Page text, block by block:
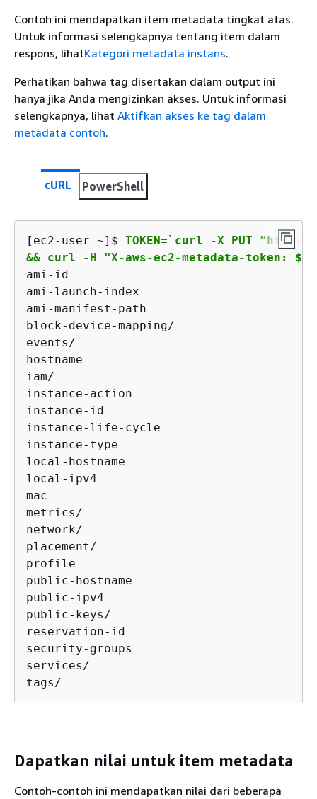
Contoh ini mendapatkan item metadata tingkat atas.
Untuk informasi selengkapnya tentang item dalam
respons, lihatKategori metadata instans.
Perhatikan bahwa tag disertakan dalam output ini
hanya jika Anda mengizinkan akses. Untuk informasi
selengkapnya, lihat Aktifkan akses ke tag dalam
metadata contoh.
cURL PowerShell
[ec2-user ~]$ TOKEN=`curl -X PUT
&& curl -H "X-aws-ec2-metadata-token:
ami-id
ami-launch-index
ami-manifest-path
block-device-mapping/
events/
hostname
iam/
instance-action
instance-id
instance-life-cycle
instance-type
local-hostname
local-ipv4
mac
metrics/
network/
placement/
profile
public-hostname
public-ipv4
public-keys/
reservation-id
security-groups
services/
tags/
Dapatkan nilai untuk item metadata
Contoh-contoh ini mendapatkan nilai dari beberapa